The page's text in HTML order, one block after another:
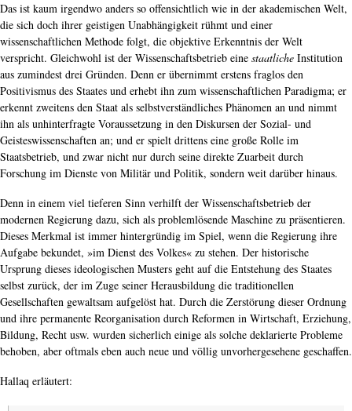
Das ist kaum irgendwo anders so offensichtlich wie in der akademischen Welt,
die sich doch ihrer geistigen Unabhängigkeit rühmt und einer
wissenschaftlichen Methode folgt, die objektive Erkenntnis der Welt
verspricht. Gleichwohl ist der Wissenschaftsbetrieb eine staatliche Institution
aus zumindest drei Gründen. Denn er übernimmt erstens fraglos den
Positivismus des Staates und erhebt ihn zum wissenschaftlichen Paradigma; er
erkennt zweitens den Staat als selbstverständliches Phänomen an und nimmt
ihn als unhinterfragte Voraussetzung in den Diskursen der Sozial- und
Geisteswissenschaften an; und er spielt drittens eine große Rolle im
Staatsbetrieb, und zwar nicht nur durch seine direkte Zuarbeit durch
Forschung im Dienste von Militär und Politik, sondern weit darüber hinaus.
Denn in einem viel tieferen Sinn verhilft der Wissenschaftsbetrieb der
modernen Regierung dazu, sich als problemlösende Maschine zu präsentieren.
Dieses Merkmal ist immer hintergründig im Spiel, wenn die Regierung ihre
Aufgabe bekundet, »im Dienst des Volkes« zu stehen. Der historische
Ursprung dieses ideologischen Musters geht auf die Entstehung des Staates
selbst zurück, der im Zuge seiner Herausbildung die traditionellen
Gesellschaften gewaltsam aufgelöst hat. Durch die Zerstörung dieser Ordnung
und ihre permanente Reorganisation durch Reformen in Wirtschaft, Erziehung,
Bildung, Recht usw. wurden sicherlich einige als solche deklarierte Probleme
behoben, aber oftmals eben auch neue und völlig unvorhergesehene geschaffen.
Hallaq erläutert: